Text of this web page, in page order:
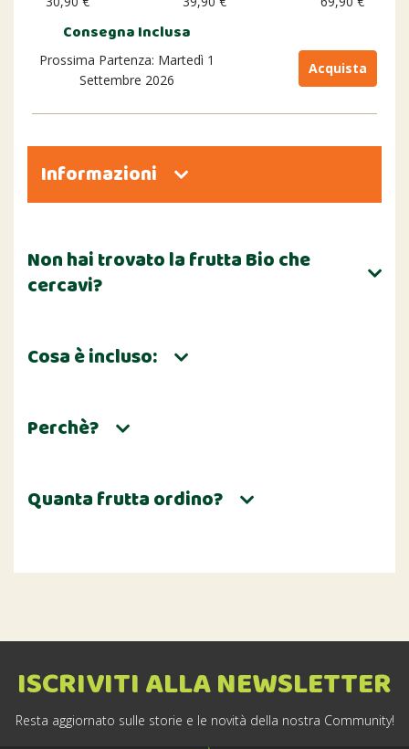
Informazioni
Non hai trovato la frutta Bio che
cercavi?
Cosa è incluso:
Perchè?
Quanta frutta ordino?
Consegna Inclusa
Prossima Partenza: Martedì 1
Settembre 2026
Acquista
ISCRIVITI ALLA NEWSLETTER
Resta aggiornato sulle storie e le novità della nostra Community!